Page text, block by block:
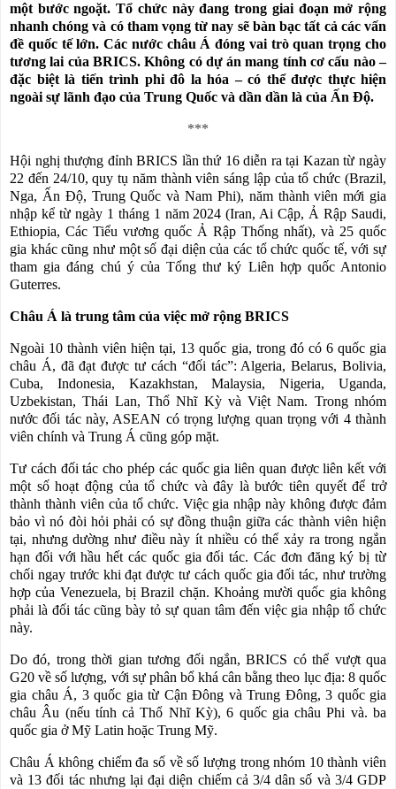
một bước ngoặt. Tổ chức này đang trong giai đoạn mở rộng
nhanh chóng và có tham vọng từ nay sẽ bàn bạc tất cả các vấn
đề quốc tế lớn. Các nước châu Á đóng vai trò quan trọng cho
tương lai của BRICS. Không có dự án mang tính cơ cấu nào –
đặc biệt là tiến trình phi đô la hóa – có thể được thực hiện
ngoài sự lãnh đạo của Trung Quốc và dần dần là của Ấn Độ.
***
Hội nghị thượng đỉnh BRICS lần thứ 16 diễn ra tại Kazan từ ngày
22 đến 24/10, quy tụ năm thành viên sáng lập của tổ chức (Brazil,
Nga, Ấn Độ, Trung Quốc và Nam Phi), năm thành viên mới gia
nhập kể từ ngày 1 tháng 1 năm 2024 (Iran, Ai Cập, Ả Rập Saudi,
Ethiopia, Các Tiểu vương quốc Ả Rập Thống nhất), và 25 quốc
gia khác cũng như một số đại diện của các tổ chức quốc tế, với sự
tham gia đáng chú ý của Tổng thư ký Liên hợp quốc Antonio
Guterres.
Châu Á là trung tâm của việc mở rộng BRICS
Ngoài 10 thành viên hiện tại, 13 quốc gia, trong đó có 6 quốc gia
châu Á, đã đạt được tư cách “đối tác”: Algeria, Belarus, Bolivia,
Cuba, Indonesia, Kazakhstan, Malaysia, Nigeria, Uganda,
Uzbekistan, Thái Lan, Thổ Nhĩ Kỳ và Việt Nam. Trong nhóm
nước đối tác này, ASEAN có trọng lượng quan trọng với 4 thành
viên chính và Trung Á cũng góp mặt.
Tư cách đối tác cho phép các quốc gia liên quan được liên kết với
một số hoạt độngcủa tổ chứcvà đây là bước tiên quyết để trở
thành thành viên của tổ chức. Việc gia nhập này không được đảm
bảo vì nó đòi hỏi phải có sự đồng thuận giữa các thành viên hiện
tại, nhưng dường như điều này ít nhiều có thể xảy ra trong ngắn
hạn đối với hầu hết các quốc gia đối tác. Các đơn đăng ký bị từ
chối ngay trước khi đạt được tư cách quốc gia đối tác, như trường
hợp của Venezuela, bị Brazil chặn. Khoảng mười quốc gia không
phải là đối tác cũng bày tỏ sự quan tâm đến việc gia nhập tổ chức
này.
Do đó, trong thời gian tương đối ngắn, BRICS có thể vượt qua
G20 về số lượng, với sự phân bổ khá cân bằng theo lục địa: 8 quốc
gia châu Á, 3 quốc gia từ Cận Đông và Trung Đông, 3 quốc gia
châu Âu (nếu tính cả Thổ Nhĩ Kỳ), 6 quốc gia châu Phi và. ba
quốc gia ở Mỹ Latin hoặc Trung Mỹ.
Châu Á không chiếm đa số về số lượng trong nhóm 10 thành viên
và 13 đối tác nhưng lại đại diện chiếm cả 3/4 dân số và 3/4 GDP